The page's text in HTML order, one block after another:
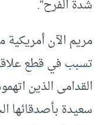
شدة الفرح”.
مريم الآن أمريكية
تسبب في قطع
القدامى الذين
سعيدة بأصدقائها